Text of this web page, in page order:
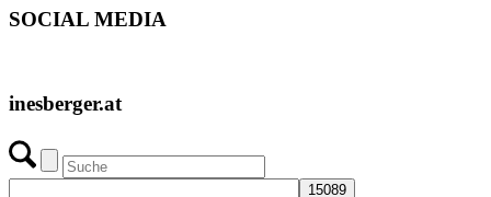
SOCIAL MEDIA
inesberger.at